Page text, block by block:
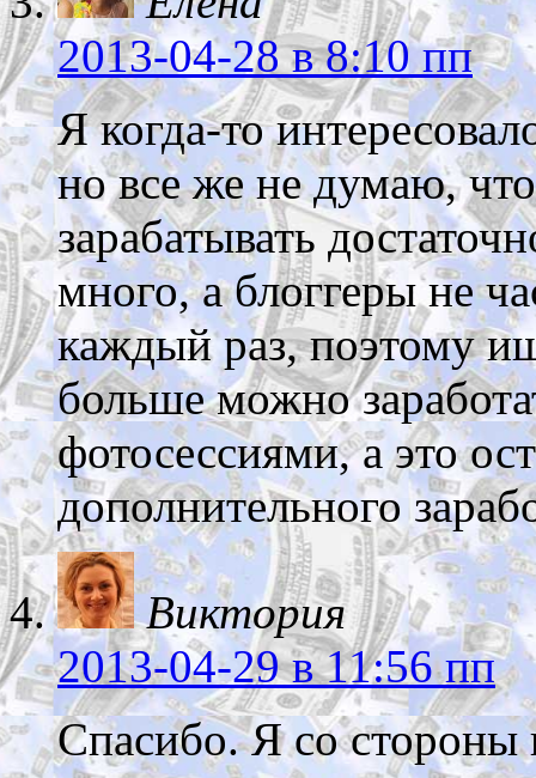
2013-04-28в 8:10 пп
Я когда-то
но все же не думаю,
зарабатывать
много, а блоггеры не
каждый раз, поэтому
больше можно
фотосессиями, а это
дополнительного
Виктория
2013-04-29в 11:56 пп
Спасибо. Я со стороны